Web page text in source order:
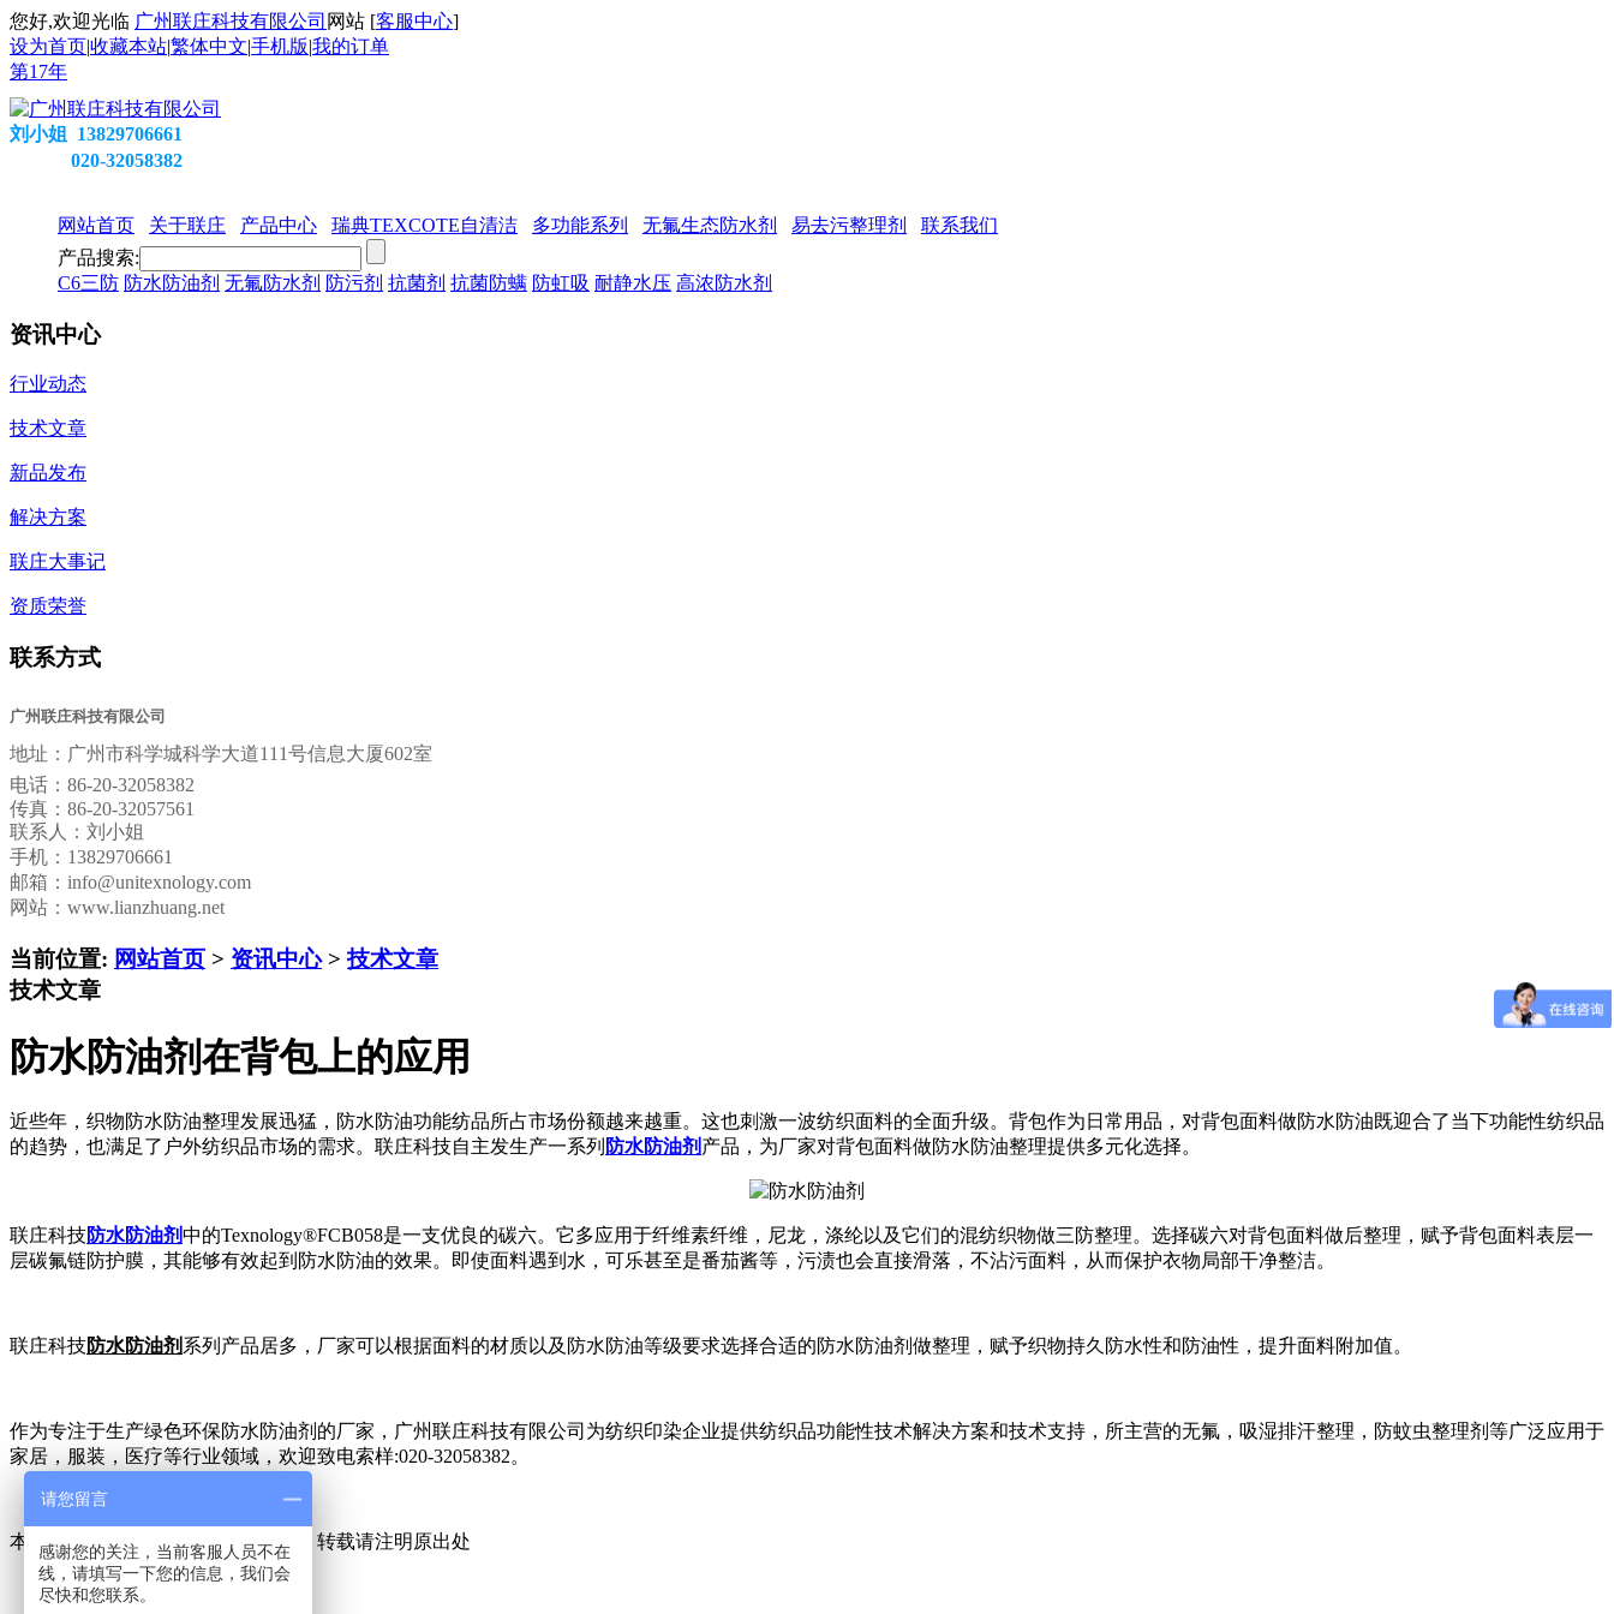
您好,欢迎光临 广州联庄科技有限公司 网站 [客服中心]
设为首页|收藏本站|繁体中文|手机版|我的订单
第17年
刘小姐 13829706661
020-32058382
网站首页 关于联庄 产品中心 瑞典TEXCOTE自清洁 多功能系列 无氟生态防水剂 易去污整理剂
联系我们
产品搜索:
C6三防 防水防油剂 无氟防水剂 防污剂 抗菌剂 抗菌防螨 防虹吸 耐静水压 高浓防水剂
资讯中心
行业动态
技术文章
新品发布
解决方案
联庄大事记
资质荣誉
联系方式
广州联庄科技有限公司
地址： 广州市科学城科学大道111号信息大厦602室
电话： 86-20-32058382
传真： 86-20-32057561
联系人：刘小姐
手机：13829706661
邮箱： info@unitexnology.com
网站：www.lianzhuang.net
当前位置: 网站首页 > 资讯中心>技术文章
技术文章
防水防油剂在背包上的应用
近些年，织物防水防油整理发展迅猛，防水防油功能纺品所占市场份额越来越重。这也刺激一波纺织面料的全面升级。背包作为日常用品，对背包面料做防水防油既迎合了当下功能性纺织品
的趋势，也满足了户外纺织品市场的需求。联庄科技自主发生产一系列 防水防油剂 产品，为厂家对背包面料做防水防油整理提供多元化选择。
联庄科技防水防油剂中的Texnology®FCB058是一支优良的碳六。它多应用于纤维素纤维，尼龙，涤纶以及它们的混纺织物做三防整理。 选择碳六对背包面料做后整理，赋予背包面料表层一
层碳氟链防护膜，其能够有效起到防水防油的效果。即使面料遇到水，可乐甚至是番茄酱等，污渍也会直接滑落，不沾污面料，从而保护衣物局部干净整洁。
联庄科技防水防油剂 系列产品居多，厂家可以根据面料的材质以及防水防油等级要求选择合适的防水防油剂做整理，赋予织物持久防水性和防油性，提升面料附加值。
作为专注于生产绿色环保防水防油剂的厂家，广州联庄科技有限公司为纺织印染企业提供纺织品功能性技术解决方案和技术支持，所主营的无氟 ，吸湿排汗整理，防蚊虫整理剂等广泛应用于
家居，服装，医疗等行业领域，欢迎致电索样:020-32058382。
本文来源于广州联庄科技有限公司，转载请注明原出处
请您留言
感谢您的关注，当前客服人员不在
线，请填写一下您的信息，我们会
尽快和您联系。